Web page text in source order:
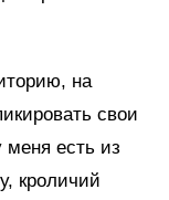
на
свои
меня есть из
кроличий